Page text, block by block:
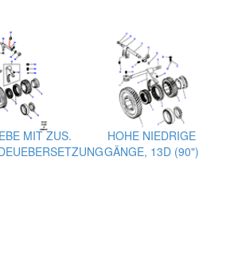
MIT ZUS.
HOHE NIEDRIGE
GÄNGE, 13D (90")